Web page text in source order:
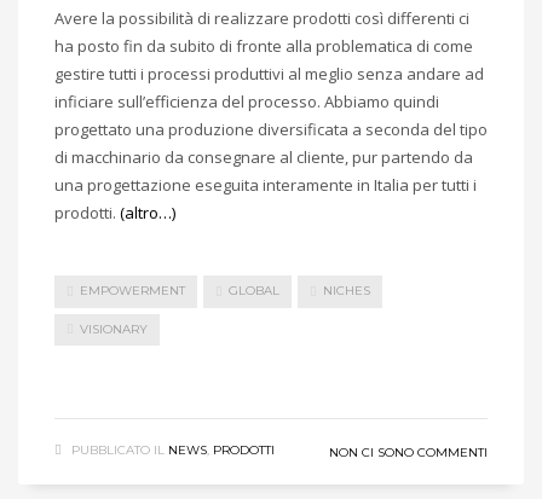
Avere la possibilità di realizzare prodotti così differenti ci
ha posto fin da subito di fronte alla problematica di come
gestire tutti i processi produttivi al meglio senza andare ad
inficiare sull’efficienza del processo. Abbiamo quindi
progettato una produzione diversificata a seconda del tipo
di macchinario da consegnare al cliente, pur partendo da
una progettazione eseguita interamente in Italia per tutti i
prodotti. (altro…)
EMPOWERMENT GLOBAL NICHES
VISIONARY
PUBBLICATO IL NEWS, PRODOTTI NON CI SONO COMMENTI